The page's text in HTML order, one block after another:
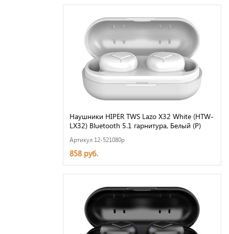
Наушники HIPER TWS Lazo X32 White (HTW-
LX32) Bluetooth 5.1 гарнитура, Белый (Р)
Артикул 12-521080p
858 руб.